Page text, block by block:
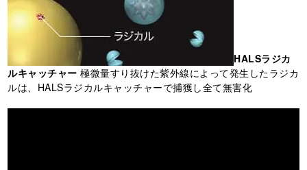
HALSラジカ
ルキャッチャー 極微量すり抜けた紫外線によって発生したラジカ
ルは、HALSラジカルキャッチャーで捕獲し全て無害化